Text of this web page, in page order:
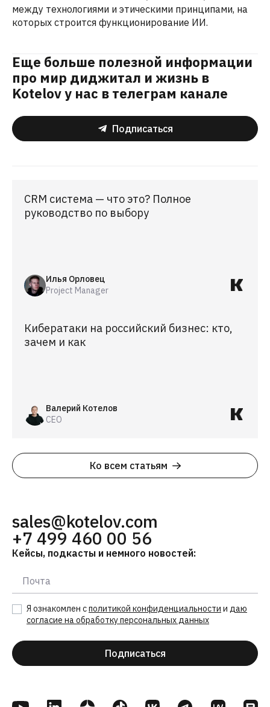
между технологиями и этическими принципами, на
которых строится функционирование ИИ.
Еще больше полезной информации
про мир диджитал и жизнь в
Kotelov у нас в телеграм канале
Подписаться
CRM система — что это? Полное
руководство по выбору
Илья Орловец
Project Manager
Кибератаки на российский бизнес: кто,
зачем и как
Валерий Котелов
CEO
Ко всем статьям
sales@kotelov.com
+7 499 460 00 56
Кейсы, подкасты и немного новостей:
Подписаться
Я ознакомлен сполитикой конфиденциальности и даю
согласие на обработку персональных данных